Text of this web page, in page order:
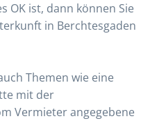
OK ist, dann können Sie
in Berchtesgaden
Themen wie eine
mit der
Vermieter angegebene